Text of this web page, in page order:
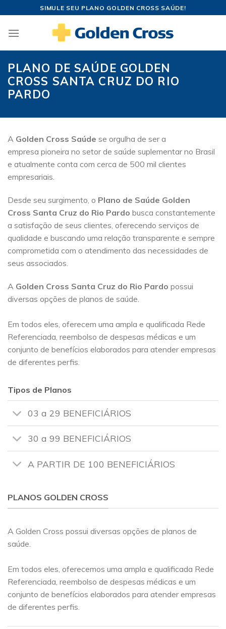
content
SIMULE SEU PLANO GOLDEN CROSS SAÚDE!
PLANO DE SAÚDE GOLDEN
CROSS SANTA CRUZ DO RIO
PARDO
A Golden Cross Saúde se orgulha de ser a
empresa pioneira no setor de saúde suplementar no Brasil
e atualmente conta com cerca de 500 mil clientes
empresariais.
Desde seu surgimento, o Plano de Saúde Golden
Cross Santa Cruz do Rio Pardo busca constantemente
a satisfação de seus clientes, oferecendo serviços de
qualidade e buscando uma relação transparente e sempre
comprometida com o atendimento das necessidades de
seus associados.
A Golden Cross Santa Cruz do Rio Pardo possui
diversas opções de planos de saúde.
Em todos eles, oferecem uma ampla e qualificada Rede
Referenciada, reembolso de despesas médicas e um
conjunto de benefícios elaborados para atender empresas
de diferentes perfis.
Tipos de Planos
03 a 29 BENEFICIÁRIOS
30 a 99 BENEFICIÁRIOS
A PARTIR DE 100 BENEFICIÁRIOS
PLANOS GOLDEN CROSS
A Golden Cross possui diversas opções de planos de
saúde.
Em todos eles, oferecemos uma ampla e qualificada Rede
Referenciada, reembolso de despesas médicas e um
conjunto de benefícios elaborados para atender empresas
de diferentes perfis.